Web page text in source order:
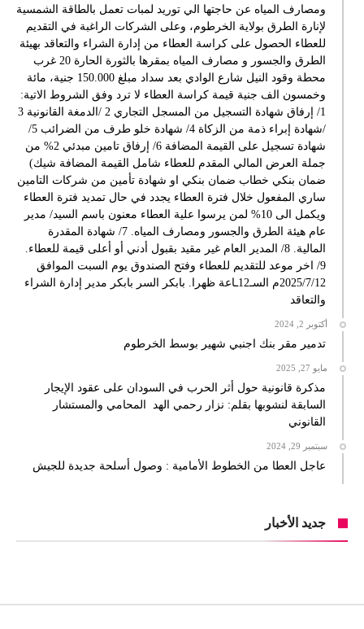
ومصارف المياه عن حاجتها الي توريد لمبات تعمل بالطاقة الشمسية
لإنارة الطرق بولاية الخرطوم، وعلى الشركات الراغبة في التقديم
للعطاء الحصول على كراسة العطاء من إدارة الشراء والتعاقد بهيئة
الطرق والجسور و مصارف المياه بمقرها بالثورة الحارة 20 غرب
محطة وقود النيل شارع الوادي بعد سداد مبلغ 150.000 جنية، مائة
وخمسون الف جنية قيمة كراسة العطاء لا ترد وفق الشروط الاتية:
1/ إرفاق شهادة التسجيل من المسجل التجاري 2 /الدمغة القانونية 3
/شهادة إبراء ذمة من الزكاة 4/ شهادة خلو طرف من الضرائب 5/
شهادة تسجيل على القيمة المضافة 6/ إرفاق تامين مبدئي 2% من
جملة العرض المالي المقدم للعطاء شامل القيمة المضافة شيك)
ضمان بنكي خطاب ضمان بنكي او شهادة تأمين من شركات التامين
ساري المفعول خلال فترة العطاء يجدد في حال تمديد فترة العطاء
ويكمل الى 10% لمن يرسوا علية العطاء معنون باسم السيد/ مدير
عام هيئة الطرق والجسور ومصارف المياه. 7/ شهادة المقدرة
المالية. 8/ المدير العام غير مقيد بقبول أدني أو أعلى قيمة للعطاء.
9/ اخر موعد للتقديم للعطاء وفتح الصندوق يوم السبت الموافق
2025/7/12م السـ12ـاعة ظهرا. بابكر السر بابكر مدير إدارة الشراء
والتعاقد
أكتوبر 2, 2024
تدمير مقر بنك اجنبي شهير بوسط الخرطوم
مايو 27, 2025
مذكرة قانونية حول أثر الحرب في السودان على عقود الإيجار
السابقة لنشوبها بقلم: نزار رحمي الهد المحامي والمستشار
القانوني
سبتمبر 29, 2024
عاجل العطا من الخطوط الأمامية : وصول أسلحة جديدة للجيش
جديد الأخبار